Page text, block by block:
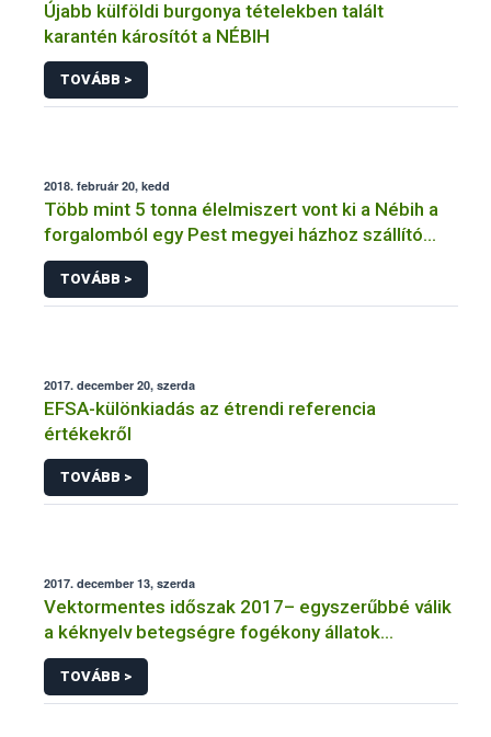
Újabb külföldi burgonya tételekben talált
karantén károsítót a NÉBIH
TOVÁBB >
2018. február 20, kedd
Több mint 5 tonna élelmiszert vont ki a Nébih a
forgalomból egy Pest megyei házhoz szállító
cégnél
TOVÁBB >
2017. december 20, szerda
EFSA-különkiadás az étrendi referencia
értékekről
TOVÁBB >
2017. december 13, szerda
Vektormentes időszak 2017– egyszerűbbé válik
a kéknyelv betegségre fogékony állatok
kiszállítása
TOVÁBB >